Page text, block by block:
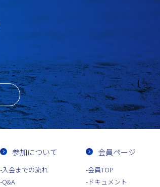
参加について
入会までの流れ
Q&A
会員ページ
会員TOP
ドキュメント